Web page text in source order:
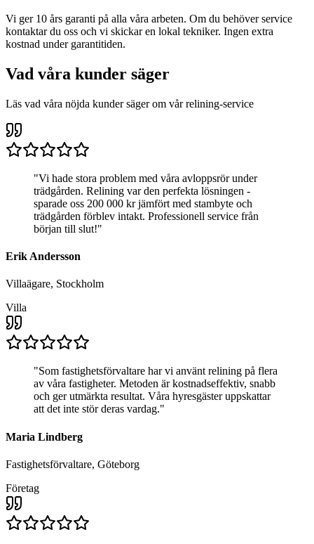
Vi ger 10 års garanti på alla våra arbeten. Om du behöver service
kontaktar du oss och vi skickar en lokal tekniker. Ingen extra
kostnad under garantitiden.
Vad våra kunder säger
Läs vad våra nöjda kunder säger om vår relining-service
"Vi hade stora problem med våra avloppsrör under
trädgården. Relining var den perfekta lösningen -
sparade oss 200 000 kr jämfört med stambyte och
trädgården förblev intakt. Professionell service från
början till slut!"
Erik Andersson
Villaägare, Stockholm
Villa
"Som fastighetsförvaltare har vi använt relining på flera
av våra fastigheter. Metoden är kostnadseffektiv, snabb
och ger utmärkta resultat. Våra hyresgäster uppskattar
att det inte stör deras vardag."
Maria Lindberg
Fastighetsförvaltare, Göteborg
Företag